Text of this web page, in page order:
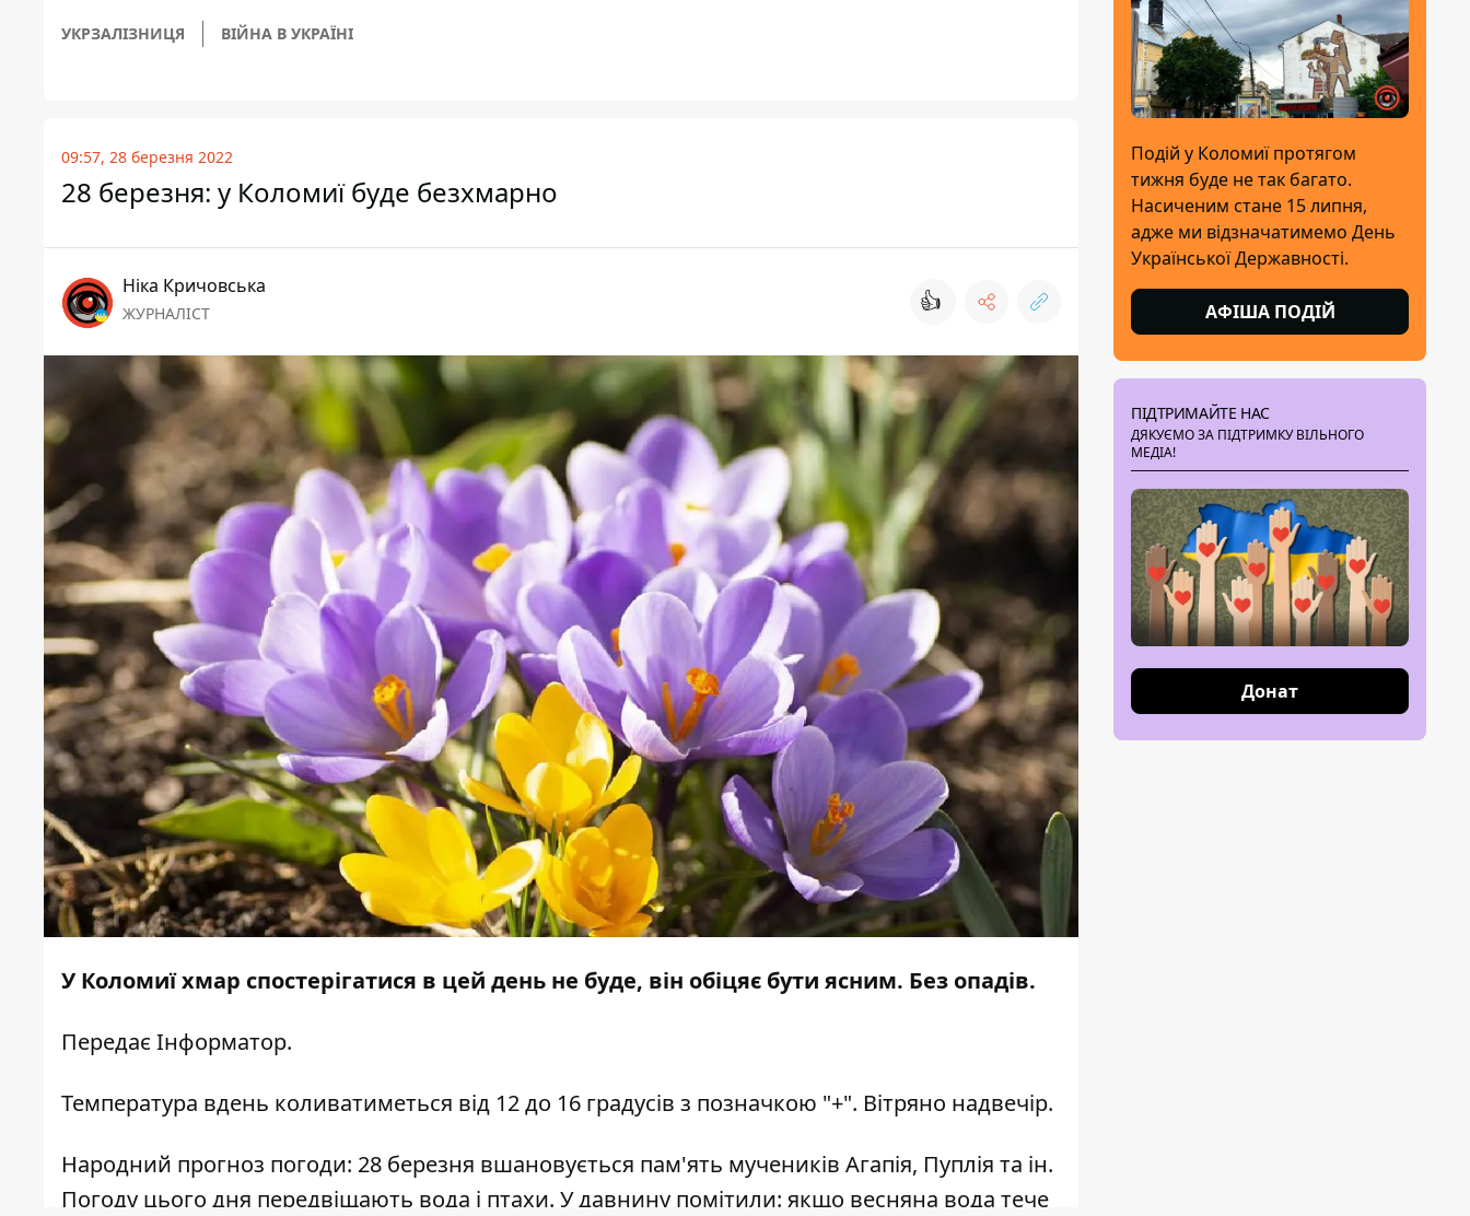
УКРЗАЛІЗНИЦЯ ВІЙНА В УКРАЇНІ
09:57, 28 березня 2022
28 березня: у Коломиї буде безхмарно
Ніка Кричовська
ЖУРНАЛІСТ 👍
У Коломиї хмар спостерігатися в цей день не буде, він обіцяє бути ясним. Без опадів.
Передає Інформатор.
Температура вдень коливатиметься від 12 до 16 градусів з позначкою "+". Вітряно надвечір.
Народний прогноз погоди: 28 березня вшановується пам'ять мучеників Агапія, Пуплія та ін.
Погоду цього дня передвіщають вода і птахи. У давнину помітили: якщо весняна вода тече
Подій у Коломиї протягом
тижня буде не так багато.
Насиченим стане 15 липня,
адже ми відзначатимемо День
Української Державності.
АФІША ПОДІЙ
ПІДТРИМАЙТЕ НАС
ДЯКУЄМО ЗА ПІДТРИМКУ ВІЛЬНОГО
МЕДІА!
Донат